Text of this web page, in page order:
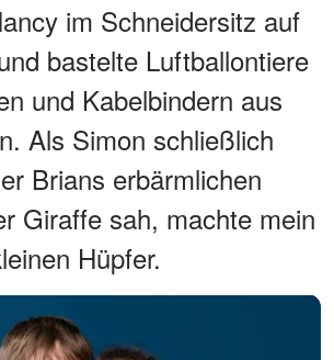
im Schneidersitz auf
bastelte Luftballontiere
und Kabelbindern aus
Als Simon schließlich
Brians erbärmlichen
Giraffe sah, machte mein
Hüpfer.